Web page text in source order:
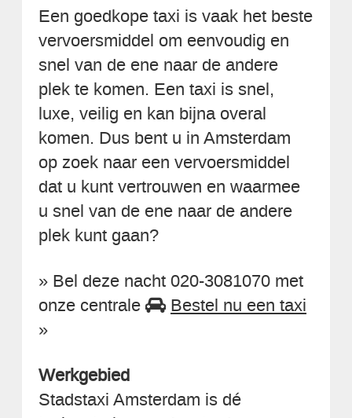
Een goedkope taxi is vaak het beste
vervoersmiddel om eenvoudig en
snel van de ene naar de andere
plek te komen. Een taxi is snel,
luxe, veilig en kan bijna overal
komen. Dus bent u in Amsterdam
op zoek naar een vervoersmiddel
dat u kunt vertrouwen en waarmee
u snel van de ene naar de andere
plek kunt gaan?
» Bel deze nacht 020-3081070 met
onze centrale
Bestel nu een taxi
»
Werkgebied
Stadstaxi Amsterdam is dé